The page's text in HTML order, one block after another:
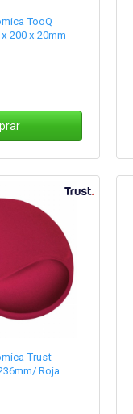
TooQ
200 x 20mm
Trust
Roja